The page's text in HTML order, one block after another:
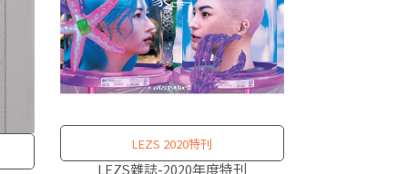
LEZS 2020特刊
LEZS雜誌-2020年度特刊